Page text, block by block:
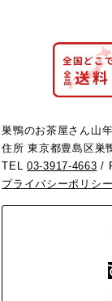
巣鴨のお茶屋さん山
住所 東京都豊島区
TEL03-3917-4663 /
プライバシーポリシー